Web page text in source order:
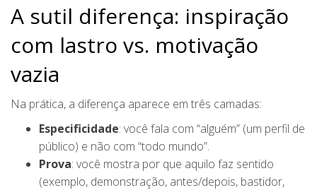
A sutil diferença: inspiração
com lastro vs. motivação
vazia
Na prática, a diferença aparece em três camadas:
Especificidade: você fala com “alguém” (um perfil de
público) e não com “todo mundo”.
Prova: você mostra por que aquilo faz sentido
(exemplo, demonstração, antes/depois, bastidor,